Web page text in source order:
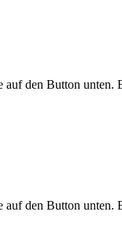
den Button unten.
den Button unten.